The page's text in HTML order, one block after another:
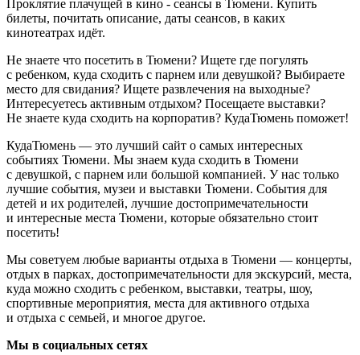
Проклятие плачущей в кино - сеансы в Тюмени. Купить
билеты, почитать описание, даты сеансов, в каких
кинотеатрах идёт.
Не знаете что посетить в Тюмени? Ищете где погулять
с ребенком, куда сходить с парнем или девушкой? Выбираете
место для свидания? Ищете развлечения на выходные?
Интересуетесь активным отдыхом? Посещаете выставки?
Не знаете куда сходить на корпоратив? КудаТюмень поможет!
КудаТюмень — это лучший сайт о самых интересных
событиях Тюмени. Мы знаем куда сходить в Тюмени
с девушкой, с парнем или большой компанией. У нас только
лучшие события, музеи и выставки Тюмени. События для
детей и их родителей, лучшие достопримечательности
и интересные места Тюмени, которые обязательно стоит
посетить!
Мы советуем любые варианты отдыха в Тюмени — концерты,
отдых в парках, достопримечательности для экскурсий, места,
куда можно сходить с ребенком, выставки, театры, шоу,
спортивные мероприятия, места для активного отдыха
и отдыха с семьей, и многое другое.
Мы в социальных сетях